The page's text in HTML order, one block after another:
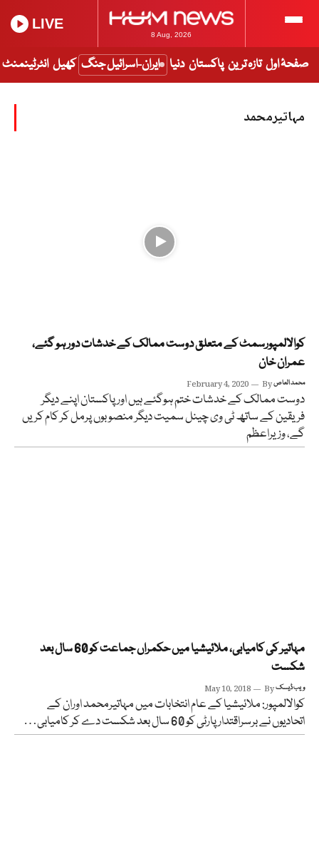
8 Aug, 2026
LIVE
صفحۂ اول تازہ ترین پاکستان دنیا ایران-اسرائیل جنگ کھیل انٹرٹینمنٹ
مہاتیرمحمد
کوالالمپورسمٹ کے متعلق دوست ممالک کے خدشات دور ہو گئے،
عمران خان
February 4, 2020 Byمحمد العاص
دوست ممالک کے خدشات ختم ہوگئے ہیں اور پاکستان اپنے دیگر
فریقین کے ساتھ ٹی وی چینل سمیت دیگر منصوبوں پرمل کر کام کریں
گے، وزیراعظم
مہاتیر کی کامیابی، ملائیشیا میں حکمراں جماعت کو 60 سال بعد
شکست
May 10, 2018 Byویب ڈیسک
کوالالمپور: ملائیشیا کے عام انتخابات میں مہاتیرمحمد اوران کے
اتحادیوں نے برسراقتدار پارٹی کو 60 سال بعد شکست دے کر کامیابی…